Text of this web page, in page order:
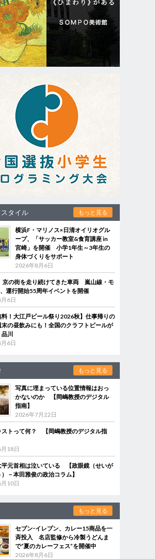
タイル もっと見る
横浜F・マリノス×日清オイリオグル
ープ、「サッカー教室&食育講座 in
宮崎」を開催 小学1年生～3年生の
身体づくりをサポート
2026年8月6日
京の街を走り続けてきた車両 嵐山線・モ
運行開始55周年イベントを開催
6日
料！大江戸ビール祭り2026秋】仕事帰りの
の昼飲みにも！全国のクラフトビールが
川
6日
もっと見る
写真に埋まっている位置情報はおっ
かないのか 【岡嶋教授のデジタル
指南】
2026年7月22日
ストって何？ 【岡嶋教授のデジタル指
18日
平元首相は泣いている 【政眼鏡（せいが
－本田雅俊の政治コラム】
10日
もっと見る
セブン‐イレブン、カレー15商品を一
斉投入 名店監修から冷製うどんま
で“夏のカレーフェス”を開催中
2026年8月6日